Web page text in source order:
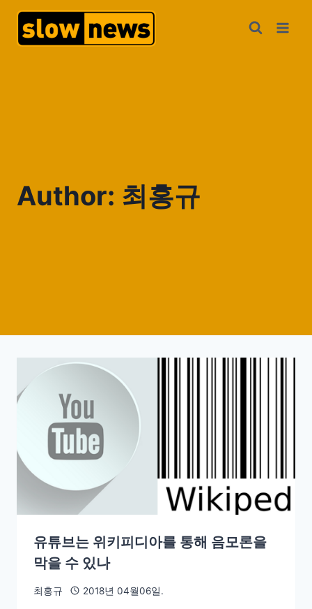
Author: 최홍규
유튜브는 위키피디아를 통해 음모론을
막을 수 있나
최홍규 2018년 04월06일.